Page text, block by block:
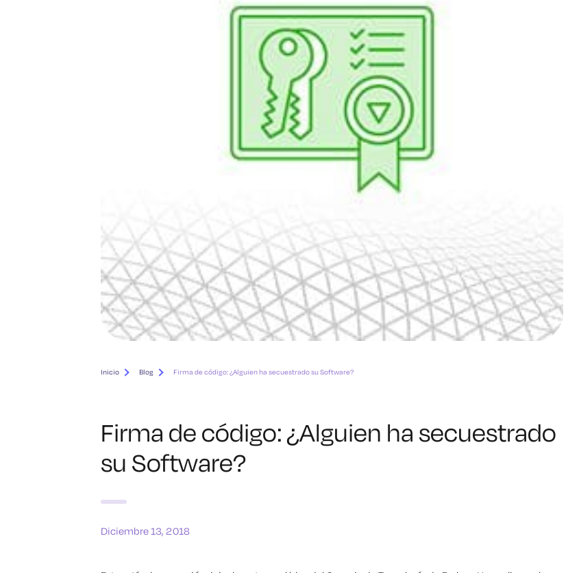
Inicio Blog Firma de código: ¿Alguien ha secuestrado su Software?
Firma de código: ¿Alguien ha secuestrado
su Software?
Diciembre 13, 2018